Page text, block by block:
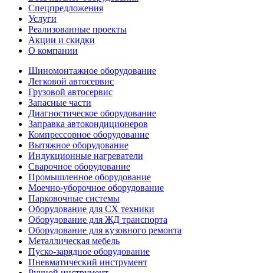
Спецпредложения
Услуги
Реализованные проекты
Акции и скидки
О компании
Шиномонтажное оборудование
Легковой автосервис
Грузовой автосервис
Запасные части
Диагностическое оборудование
Заправка автокондиционеров
Компрессорное оборудование
Вытяжное оборудование
Индукционные нагреватели
Сварочное оборудование
Промышленное оборудование
Моечно-уборочное оборудование
Парковочные системы
Оборудование для СХ техники
Оборудование для ЖД транспорта
Оборудование для кузовного ремонта
Металлическая мебель
Пуско-зарядное оборудование
Пневматический инструмент